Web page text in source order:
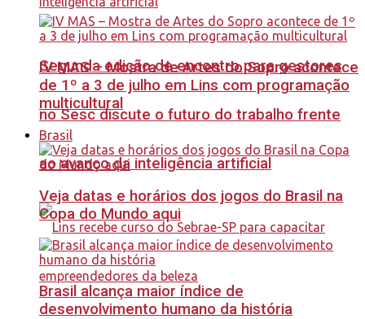
Segunda edição de encontro para gestores
no Sesc discute o futuro do trabalho frente
ao avanço da inteligência artificial
IV MAS – Mostra de Artes do Sopro acontece
de 1º a 3 de julho em Lins com programação
multicultural
Brasil
Veja datas e horários dos jogos do Brasil na
Copa do Mundo aqui
Brasil alcança maior índice de
desenvolvimento humano da história